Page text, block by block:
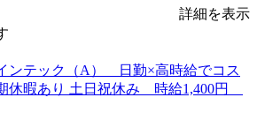
詳細を表示